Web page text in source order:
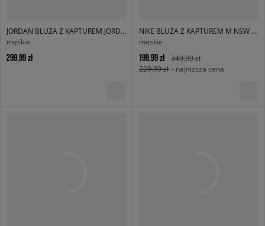
JORDAN BLUZA Z KAPTUREM JORDAN BROOKLYN FLEECE
męskie
299,99 zł
NIKE BLUZA Z KAPTUREM M NSW SHOX
męskie
199,99 zł
349,99 zł
229,99 zł - najniższa cena